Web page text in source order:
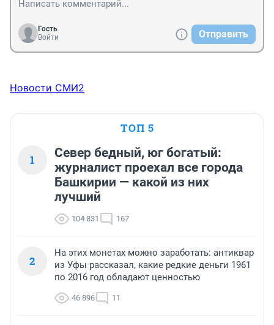
Гость
Войти
Отправить
Новости СМИ2
ТОП 5
1
Север бедный, юг богатый:
журналист проехал все города
Башкирии — какой из них
лучший
104 831 167
2
На этих монетах можно заработать: антиквар
из Уфы рассказал, какие редкие деньги 1961
по 2016 год обладают ценностью
46 896 11